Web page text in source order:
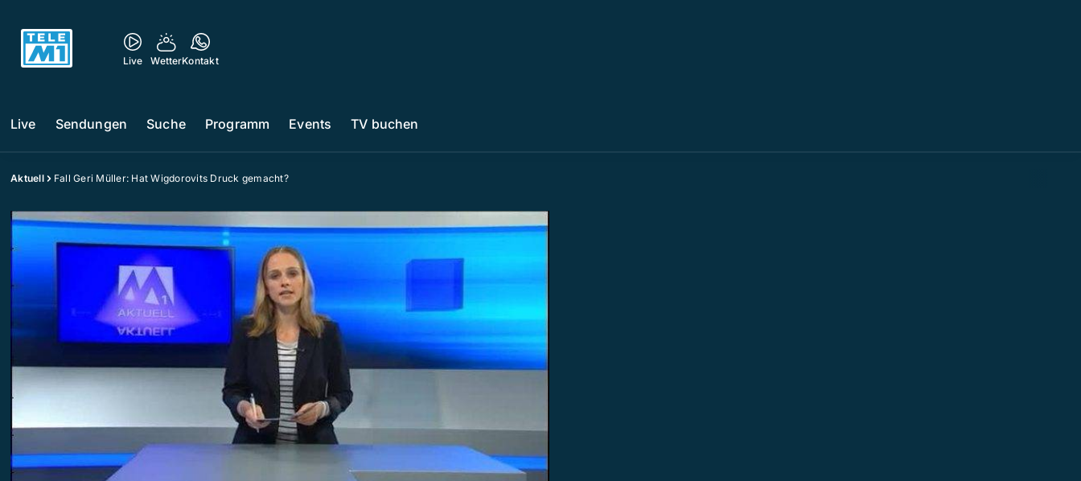
Live WetterKontakt
Live Sendungen Suche Programm Events TV buchen
Aktuell Fall Geri Müller: Hat Wigdorovits Druck gemacht?